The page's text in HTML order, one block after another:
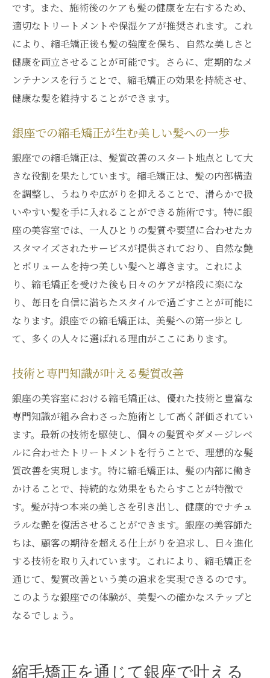
美髪へのスタートラインとしての重要性
銀座の美容師が語る縮毛矯正の魅力
初めての縮毛矯正で変わる髪の未来
銀座での施術が保証する結果
美髪づくりのパートナーとしての縮毛矯正
ステップ
施術前に知っておくべき準備
銀座の美容室が提供するアドバイス
縮毛矯正を受けた後のケアのポイント
健康な髪を保つためのプロセス
縮毛矯正と共に進む髪の改善計画
銀座での定期的なメンテナンスの重要性
です。また、施術後のケアも髪の健康を左右するため、
適切なトリートメントや保湿ケアが推奨されます。これ
により、縮毛矯正後も髪の強度を保ち、自然な美しさと
健康を両立させることが可能です。さらに、定期的なメ
ンテナンスを行うことで、縮毛矯正の効果を持続させ、
健康な髪を維持することができます。
銀座での縮毛矯正が生む美しい髪への一歩
銀座での縮毛矯正は、髪質改善のスタート地点として大
きな役割を果たしています。縮毛矯正は、髪の内部構造
を調整し、うねりや広がりを抑えることで、滑らかで扱
いやすい髪を手に入れることができる施術です。特に銀
座の美容室では、一人ひとりの髪質や要望に合わせたカ
スタマイズされたサービスが提供されており、自然な艶
とボリュームを持つ美しい髪へと導きます。これによ
り、縮毛矯正を受けた後も日々のケアが格段に楽にな
り、毎日を自信に満ちたスタイルで過ごすことが可能に
なります。銀座での縮毛矯正は、美髪への第一歩とし
て、多くの人々に選ばれる理由がここにあります。
技術と専門知識が叶える髪質改善
銀座の美容室における縮毛矯正は、優れた技術と豊富な
専門知識が組み合わさった施術として高く評価されてい
ます。最新の技術を駆使し、個々の髪質やダメージレベ
ルに合わせたトリートメントを行うことで、理想的な髪
質改善を実現します。特に縮毛矯正は、髪の内部に働き
かけることで、持続的な効果をもたらすことが特徴で
す。髪が持つ本来の美しさを引き出し、健康的でナチュ
ラルな艶を復活させることができます。銀座の美容師た
ちは、顧客の期待を超える仕上がりを追求し、日々進化
する技術を取り入れています。これにより、縮毛矯正を
通じて、髪質改善という美の追求を実現できるのです。
このような銀座での体験が、美髪への確かなステップと
なるでしょう。
縮毛矯正を通じて銀座で叶える